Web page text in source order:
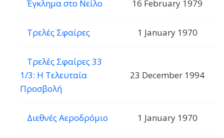
Έγκλημα στο Νείλο 16 February 1979
Τρελές Σφαίρες 1 January 1970
Τρελές Σφαίρες 33
1/3: Η Τελευταία
Προσβολή
23 December 1994
Διεθνές Αεροδρόμιο 1 January 1970